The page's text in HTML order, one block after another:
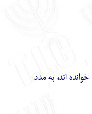
اند، به مدد